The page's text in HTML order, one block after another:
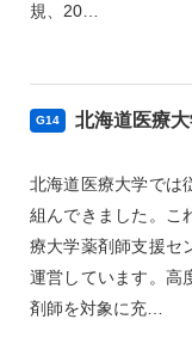
規、20…
G14 北海道医療
北海道医療大学では
組んできました。こ
療大学薬剤師支援セ
運営しています。高
剤師を対象に充…